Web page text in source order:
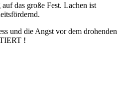
das große Fest. Lachen ist
und die Angst vor dem drohenden
!